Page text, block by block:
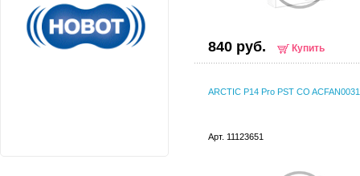
840 руб. Купить
ARCTIC P14 Pro PST CO
Арт. 11123651